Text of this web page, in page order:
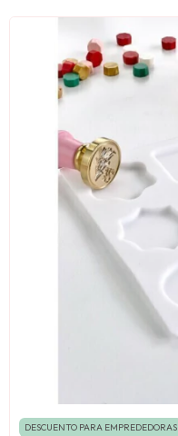
DESCUENTO PARA EMPREDEDORAS